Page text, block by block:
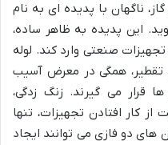
ناگهان با پدیده ای به نام
این پدیده به ظاهر ساده،
صنعتی وارد کند. لوله
تقطیر، همگی در معرض آسیب
قرار می گیرند. زنگ زدگی،
کار افتادن تجهیزات، تنها
دو فازی می توانند ایجاد